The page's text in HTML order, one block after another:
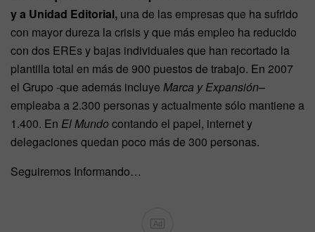
y a Unidad Editorial, una de las empresas que ha sufrido
con mayor dureza la crisis y que más empleo ha reducido
con dos EREs y bajas individuales que han recortado la
plantilla total en más de 900 puestos de trabajo. En 2007
el Grupo -que además incluye Marca y Expansión–
empleaba a 2.300 personas y actualmente sólo mantiene a
1.400. En El Mundocontando el papel, internet y
delegaciones quedan poco más de 300 personas.
Seguiremos Informando…
Ad